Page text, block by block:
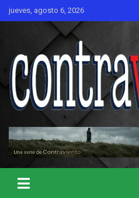
Skip
jueves, agosto 6, 2026
CONTRAVIENTO